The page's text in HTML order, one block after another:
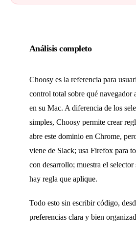
Análisis completo
Choosy es la referencia para
control total sobre qué navegador
en su Mac. A diferencia de los
simples, Choosy permite crear
abre este dominio en Chrome,
viene de Slack; usa Firefox para
con desarrollo; muestra el
hay regla que aplique.
Todo esto sin escribir código,
preferencias clara y bien